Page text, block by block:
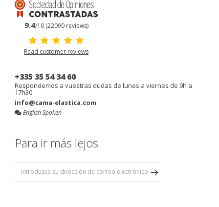
9.4/10 (22090 reviews)
Read customer reviews
+335 35 54 34 60
Respondemos a vuestras dudas de lunes a viernes de 9h a
17h30
info@cama-elastica.com
English Spoken
Para ir más lejos